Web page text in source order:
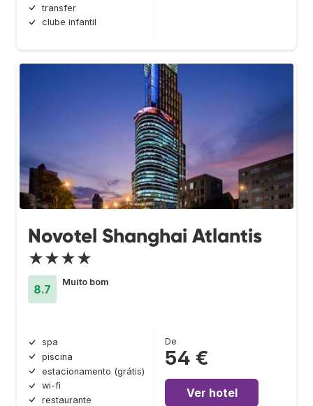
transfer
clube infantil
Novotel Shanghai Atlantis
★★★★
8.7
Muito bom
spa
piscina
estacionamento (grátis)
wi-fi
restaurante
De
54 €
Ver hotel